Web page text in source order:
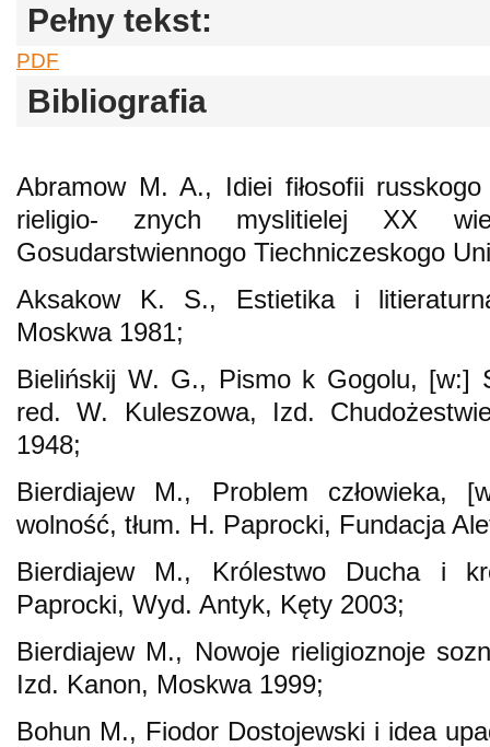
Pełny tekst:
PDF
Bibliografia
Abramow M. A., Idiei fiłosofii
rieligio- znych myslitielej XX
Gosudarstwiennogo Tiechniczeskogo
Aksakow K. S., Estietika i
Moskwa 1981;
Bielińskij W. G., Pismo k Gogolu, [w:]
red. W. Kuleszowa, Izd.
1948;
Bierdiajew M., Problem człowieka,
wolność, tłum. H. Paprocki, Fundacja
Bierdiajew M., Królestwo Ducha i
Paprocki, Wyd. Antyk, Kęty 2003;
Bierdiajew M., Nowoje rieligioznoje
Izd. Kanon, Moskwa 1999;
Bohun M., Fiodor Dostojewski i idea